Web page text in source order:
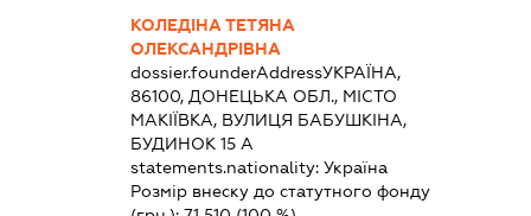
КОЛЕДІНА ТЕТЯНА
ОЛЕКСАНДРІВНА
dossier.founderAddressУКРАЇНА,
86100, ДОНЕЦЬКА ОБЛ., МІСТО
МАКІЇВКА, ВУЛИЦЯ БАБУШКІНА,
БУДИНОК 15 А
statements.nationality: Україна
Розмір внеску до статутного фонду